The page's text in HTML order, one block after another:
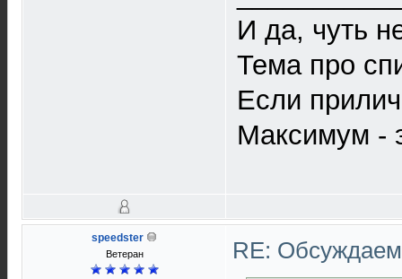
И да, чуть
Тема про
Если
Максимум -
speedster
Ветеран
RE: